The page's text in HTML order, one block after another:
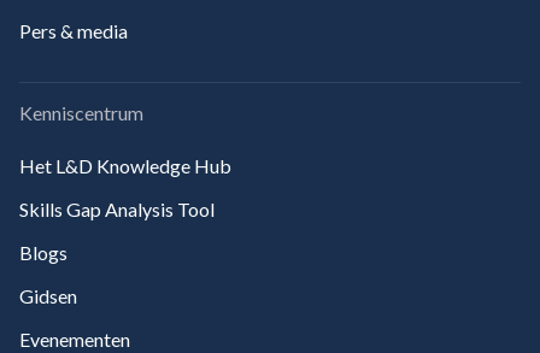
Pers & media
Kenniscentrum
Het L&D Knowledge Hub
Skills Gap Analysis Tool
Blogs
Gidsen
Evenementen